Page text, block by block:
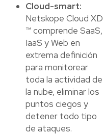
Cloud-smart:
Netskope Cloud XD
™ comprende SaaS,
IaaS y Web en
extrema definición
para monitorear
toda la actividad de
la nube, eliminar los
puntos ciegos y
detener todo tipo
de ataques.